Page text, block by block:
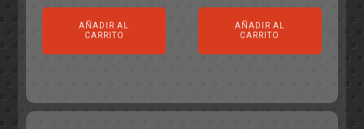
AÑADIR AL
CARRITO
AÑADIR AL
CARRITO